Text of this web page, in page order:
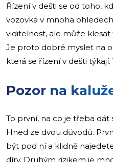
Řízení v dešti se od toho,
vozovka v mnoha
viditelnost, ale může klesat
Je proto dobré myslet na
která se řízení v dešti týkají.
Pozor na
To první, na co je třeba dát
Hned ze dvou důvodů.
být pod ní a klidně
díry. Druhým rizikem je